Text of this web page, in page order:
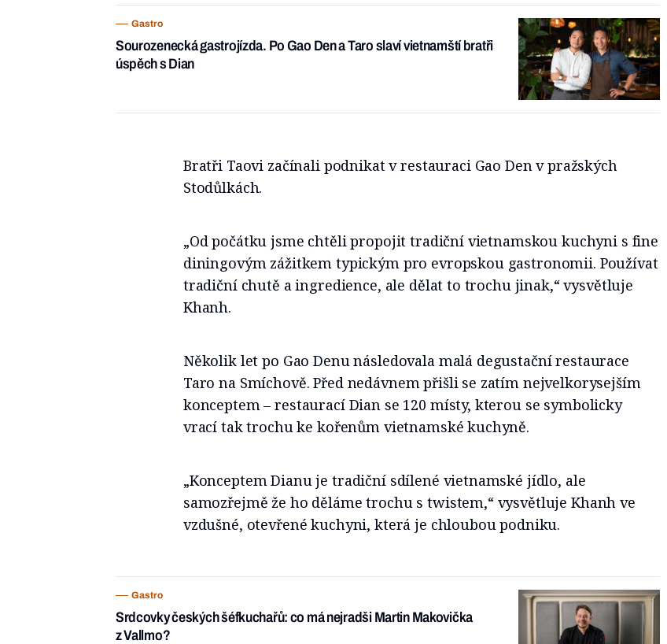
Gastro
Sourozenecká gastrojízda. Po Gao Den a Taro slaví vietnamští bratři
úspěch s Dian
Bratři Taovi začínali podnikat v restauraci Gao Den v pražských
Stodůlkách.
„Od počátku jsme chtěli propojit tradiční vietnamskou kuchyni s fine
diningovým zážitkem typickým pro evropskou gastronomii. Používat
tradiční chutě a ingredience, ale dělat to trochu jinak,“ vysvětluje
Khanh.
Několik let po Gao Denu následovala malá degustační restaurace
Taro na Smíchově. Před nedávnem přišli se zatím nejvelkorysejším
konceptem – restaurací Dian se 120 místy, kterou se symbolicky
vrací tak trochu ke kořenům vietnamské kuchyně.
„Konceptem Dianu je tradiční sdílené vietnamské jídlo, ale
samozřejmě že ho děláme trochu s twistem,“ vysvětluje Khanh ve
vzdušné, otevřené kuchyni, která je chloubou podniku.
Gastro
Srdcovky českých šéfkuchařů: co má nejradši Martin Makovička
z Vallmo?